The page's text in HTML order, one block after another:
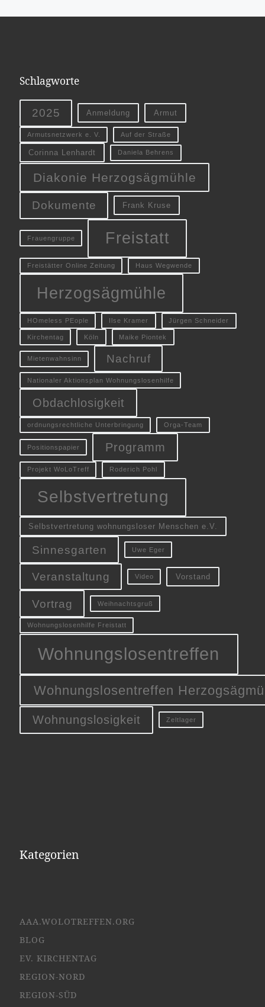
Schlagworte
2025 Anmeldung Armut
Armutsnetzwerk e. V. Auf der Straße
Corinna Lenhardt Daniela Behrens
Diakonie Herzogsägmühle
Dokumente Frank Kruse
Frauengruppe Freistatt
Freistätter Online Zeitung Haus Wegwende
Herzogsägmühle
HOmeless PEople Ilse Kramer Jürgen Schneider
Kirchentag Köln Maike Piontek
Mietenwahnsinn Nachruf
Nationaler Aktionsplan Wohnungslosenhilfe
Obdachlosigkeit
ordnungsrechtliche Unterbringung Orga-Team
Positionspapier Programm
Projekt WoLoTreff Roderich Pohl
Selbstvertretung
Selbstvertretung wohnungsloser Menschen e.V.
Sinnesgarten Uwe Eger
Veranstaltung Video Vorstand
Vortrag Weihnachtsgruß
Wohnungslosenhilfe Freistatt
Wohnungslosentreffen
Wohnungslosentreffen
Wohnungslosigkeit Zeltlager
Kategorien
AAA.WOLOTREFFEN.ORG
BLOG
EV. KIRCHENTAG
REGION-NORD
REGION-SÜD